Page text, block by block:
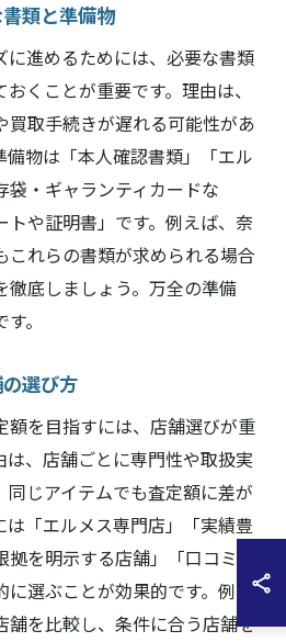
類と準備物
に進めるためには、必要な書類
くことが重要です。理由は、
買取手続きが遅れる可能性があ
備物は「本人確認書類」「エル
袋・ギャランティカードな
トや証明書」です。例えば、奈
これらの書類が求められる場合
徹底しましょう。万全の準備
。
選び方
額を目指すには、店舗選びが重
は、店舗ごとに専門性や取扱実
じアイテムでも査定額に差が
は「エルメス専門店」「実績豊
を明示する店舗」「口コミ評
に選ぶことが効果的です。例え
舗を比較し、条件に合う店舗を